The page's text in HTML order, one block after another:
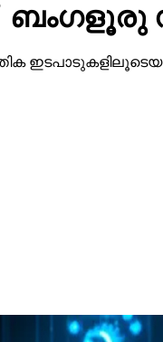
ബംഗളൂരു